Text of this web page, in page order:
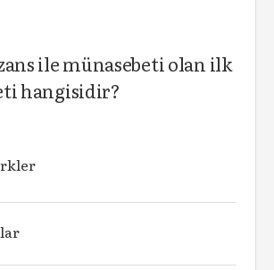
ile münasebeti olan ilk
hangisidir?